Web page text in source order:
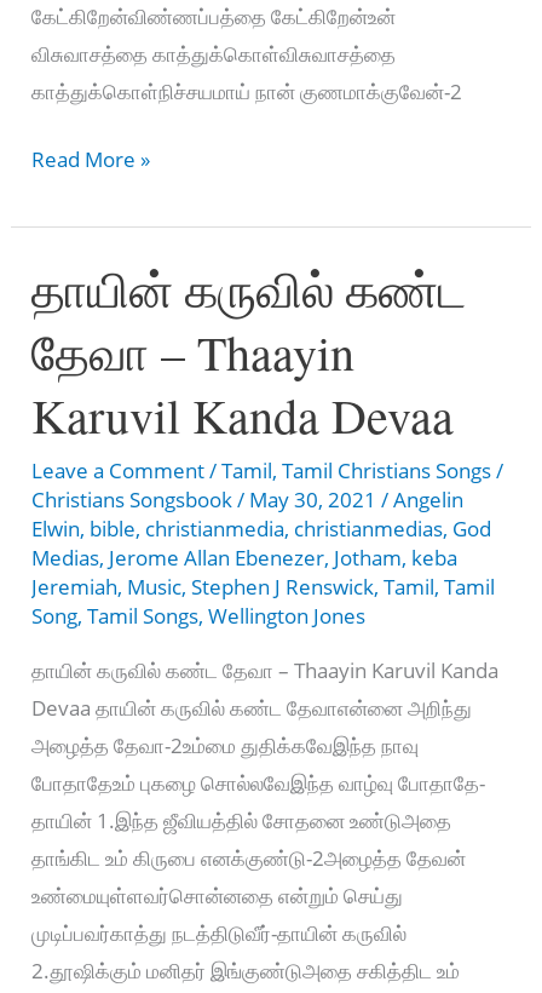
கேட்கிறேன்விண்ணப்பத்தை கேட்கிறேன்உன்
விசுவாசத்தை காத்துக்கொள்விசுவாசத்தை
காத்துக்கொள்நிச்சயமாய் நான் குணமாக்குவேன்-2
Visuvaasame
Vilunthidathae
விசுவாசமே
நீ
விழுந்திடாதே
Read More »
தாயின் கருவில் கண்ட
தேவா – Thaayin
Karuvil Kanda Devaa
Leave a Comment/Tamil,Tamil Christians Songs/
Christians Songsbook/ May 30, 2021/Angelin
Elwin, bible, christianmedia, christianmedias, God
Medias, Jerome Allan Ebenezer, Jotham, keba
Jeremiah, Music,Stephen J Renswick,Tamil,Tamil
Song,Tamil Songs,Wellington Jones
தாயின் கருவில் கண்ட தேவா – Thaayin Karuvil Kanda
Devaa தாயின் கருவில் கண்ட தேவாஎன்னை அறிந்து
அழைத்த தேவா-2உம்மை துதிக்கவேஇந்த நாவு
போதாதேஉம் புகழை சொல்லவேஇந்த வாழ்வு போதாதே-
தாயின் 1.இந்த ஜீவியத்தில் சோதனை உண்டுஅதை
தாங்கிட உம் கிருபை எனக்குண்டு-2அழைத்த தேவன்
உண்மையுள்ளவர்சொன்னதை என்றும் செய்து
முடிப்பவர்காத்து நடத்திடுவீர்-தாயின் கருவில்
2.தூஷிக்கும் மனிதர் இங்குண்டுஅதை சகித்திட உம்